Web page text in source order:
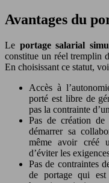
Avantages du
Le portage salarial
constitue un réel tremplin
En choisissant ce statut,
Accès à
porté est libre de
pas la contrainte
Pas de création
démarrer sa
même avoir créé
d’éviter les
Pas de contraintes
de portage qui est